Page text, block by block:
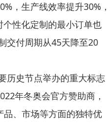
，生产线效率提升30%，
性化定制的最小订单也
交付周期从45天降至20
史节点举办的重大标志
年冬奥会官方赞助商，
、市场等方面的独特优